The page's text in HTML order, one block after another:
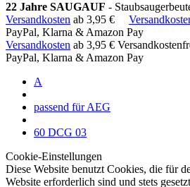
22 Jahre SAUGAUF -
Versandkosten ab 3,95 €
PayPal, Klarna & Amazon Pay
Versandkosten ab 3,95 €
PayPal, Klarna & Amazon Pay
A
passend für AEG
60 DCG 03
Cookie-Einstellungen
Diese Website benutzt Cookies, die für
Website erforderlich sind und stets